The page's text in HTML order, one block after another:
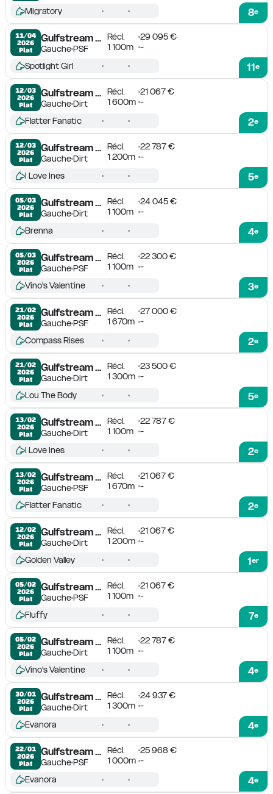
8e
Migratory
11/04
2026
Plat
Gulfstream Park
GauchePSF
Récl.
29 095 €
1 100m
-
11e
Spotlight Girl
12/03
2026
Plat
Gulfstream Park
GaucheDirt
Récl.
21 067 €
1 600m -
2e
Flatter Fanatic
12/03
2026
Plat
Gulfstream Park
GaucheDirt
Récl.
22 787 €
1 200m -
5e
I Love Ines
05/03
2026
Plat
Gulfstream Park
GaucheDirt
Récl.
24 045 €
1 100m
-
4e
Brenna
05/03
2026
Plat
Gulfstream Park
GauchePSF
Récl.
22 300 €
1 100m
-
3e
Vino's Valentine
21/02
2026
Plat
Gulfstream Park
GauchePSF
Récl.
27 000 €
1 670m -
2e
Compass Rises
21/02
2026
Plat
Gulfstream Park
GaucheDirt
Récl.
23 500 €
1 300m -
5e
Lou The Body
13/02
2026
Plat
Gulfstream Park
GaucheDirt
Récl.
22 787 €
1 100m
-
2e
I Love Ines
13/02
2026
Plat
Gulfstream Park
GauchePSF
Récl.
21 067 €
1 670m -
2e
Flatter Fanatic
12/02
2026
Plat
Gulfstream Park
GaucheDirt
Récl.
21 067 €
1 200m -
1er
Golden Valley
05/02
2026
Plat
Gulfstream Park
GauchePSF
Récl.
21 067 €
1 100m
-
7e
Fluffy
05/02
2026
Plat
Gulfstream Park
GaucheDirt
Récl.
22 787 €
1 100m
-
4e
Vino's Valentine
30/01
2026
Plat
Gulfstream Park
GaucheDirt
Récl.
24 937 €
1 300m -
4e
Evanora
22/01
2026
Plat
Gulfstream Park
GauchePSF
Récl.
25 968 €
1 000m -
4e
Evanora